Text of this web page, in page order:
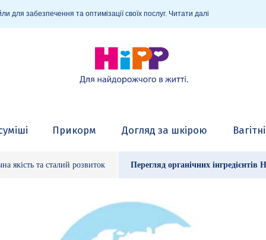
для забезпечення та оптимізації своїх послуг. Читати далі
Прикорм Догляд за шкірою
якість та сталий розвиток Перегляд органічних інгредієнтів